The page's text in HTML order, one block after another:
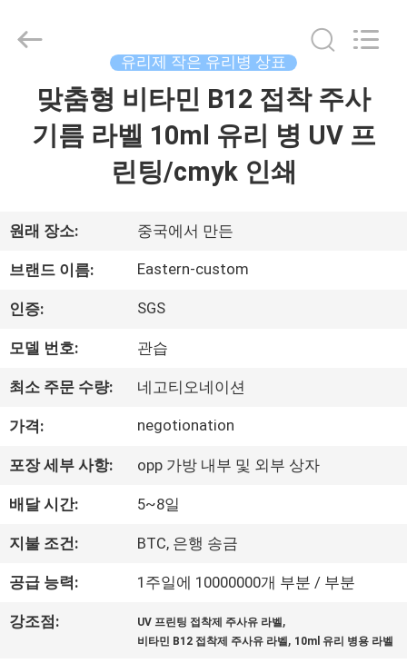
우
리
에
여
공
장
여
행
2017
유리제 작은 유리병 상표
맞춤형 비타민 B12 접착 주사
기름 라벨 10ml 유리 병 UV 프
린팅/cmyk 인쇄
원래 장소: 중국에서 만든
브랜드 이름: Eastern-custom
인증: SGS
모델 번호: 관습
최소 주문 수량: 네고티오네이션
가격: negotionation
포장 세부 사항: opp 가방 내부 및 외부 상자
배달 시간: 5~8일
지불 조건: BTC, 은행 송금
공급 능력: 1주일에 10000000개 부분 / 부분
강조점: UV 프린팅 접착제 주사유 라벨,
비타민 B12 접착제 주사유 라벨, 10ml 유리 병용 라벨